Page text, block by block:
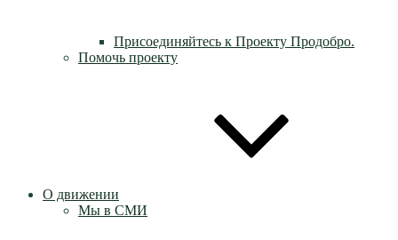
Присоединяйтесь к Проекту Продобро.
Помочь проекту
О движении
Мы в СМИ